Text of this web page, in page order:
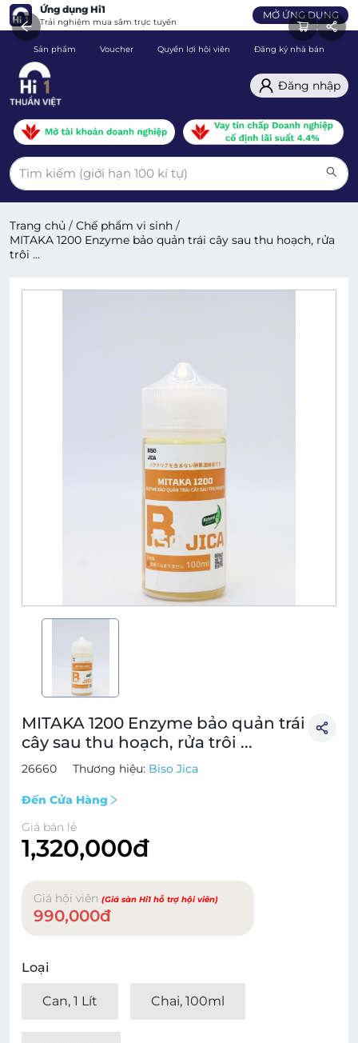
Ứng dụng Hi1
Trải nghiệm mua sắm trực tuyến
MỞ ỨNG DỤNG
Sản phẩm Voucher Quyền lợi hội viên Đăng ký nhà bán
Đăng nhập
Trang chủ / Chế phẩm vi sinh /
MITAKA 1200 Enzyme bảo quản trái cây sau thu hoạch, rửa
trôi ...
MITAKA 1200 Enzyme bảo quản trái
cây sau thu hoạch, rửa trôi ...
26660 Thương hiệu: Biso Jica
Đến Cửa Hàng
Giá bán lẻ
1,320,000đ
Giá hội viên (Giá sàn Hi1 hỗ trợ hội viên)
990,000đ
Loại
Can, 1 Lít Chai, 100ml